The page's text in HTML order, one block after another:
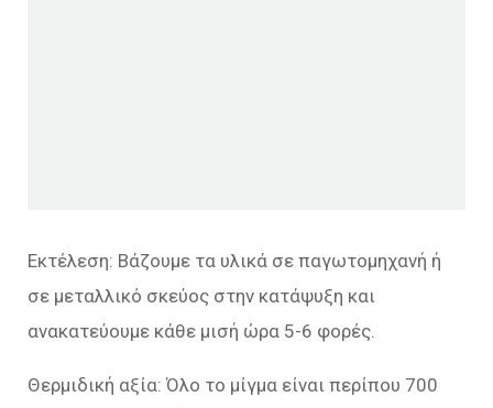
Εκτέλεση: Βάζουμε τα υλικά σε παγωτομηχανή ή
σε μεταλλικό σκεύος στην κατάψυξη και
ανακατεύουμε κάθε μισή ώρα 5-6 φορές.
Θερμιδική αξία: Όλο το μίγμα είναι περίπου 700